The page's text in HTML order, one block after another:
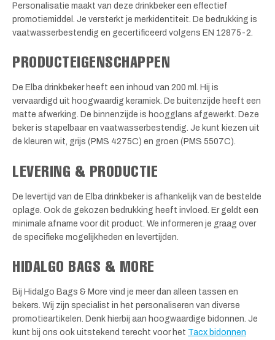
Personalisatie maakt van deze drinkbeker een effectief
promotiemiddel. Je versterkt je merkidentiteit. De bedrukking is
vaatwasserbestendig en gecertificeerd volgens EN 12875-2.
PRODUCTEIGENSCHAPPEN
De Elba drinkbeker heeft een inhoud van 200 ml. Hij is
vervaardigd uit hoogwaardig keramiek. De buitenzijde heeft een
matte afwerking. De binnenzijde is hoogglans afgewerkt. Deze
beker is stapelbaar en vaatwasserbestendig. Je kunt kiezen uit
de kleuren wit, grijs (PMS 4275C) en groen (PMS 5507C).
LEVERING & PRODUCTIE
De levertijd van de Elba drinkbeker is afhankelijk van de bestelde
oplage. Ook de gekozen bedrukking heeft invloed. Er geldt een
minimale afname voor dit product. We informeren je graag over
de specifieke mogelijkheden en levertijden.
HIDALGO BAGS & MORE
Bij Hidalgo Bags & More vind je meer dan alleen tassen en
bekers. Wij zijn specialist in het personaliseren van diverse
promotieartikelen. Denk hierbij aan hoogwaardige bidonnen. Je
kunt bij ons ook uitstekend terecht voor het Tacx bidonnen